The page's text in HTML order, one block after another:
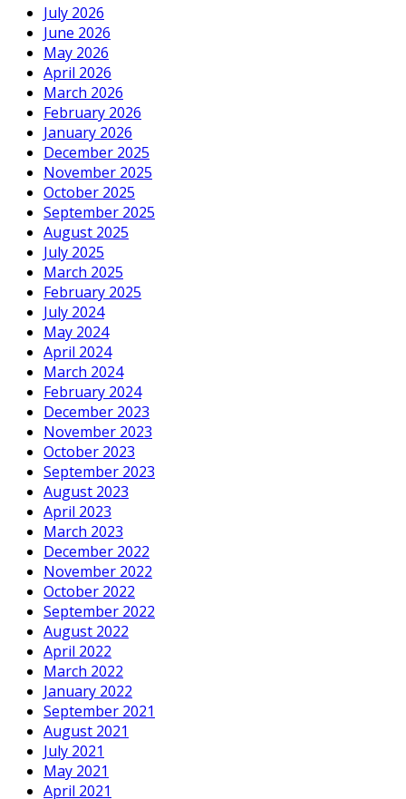
July 2026
June 2026
May 2026
April 2026
March 2026
February 2026
January 2026
December 2025
November 2025
October 2025
September 2025
August 2025
July 2025
March 2025
February 2025
July 2024
May 2024
April 2024
March 2024
February 2024
December 2023
November 2023
October 2023
September 2023
August 2023
April 2023
March 2023
December 2022
November 2022
October 2022
September 2022
August 2022
April 2022
March 2022
January 2022
September 2021
August 2021
July 2021
May 2021
April 2021